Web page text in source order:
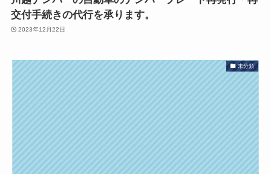
交付手続きの代行を承ります。
2023年12月22日
未分類